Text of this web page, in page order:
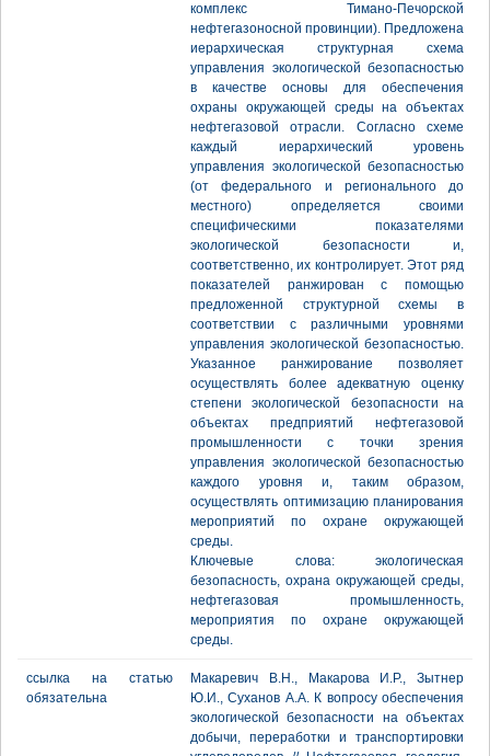
комплекс Тимано-Печорской
нефтегазоносной провинции). Предложена
иерархическая структурная схема
управления экологической безопасностью
в качестве основы для обеспечения
охраны окружающей среды на объектах
нефтегазовой отрасли. Согласно схеме
каждый иерархический уровень
управления экологической безопасностью
(от федерального и регионального до
местного) определяется своими
специфическими показателями
экологической безопасности и,
соответственно, их контролирует. Этот ряд
показателей ранжирован с помощью
предложенной структурной схемы в
соответствии с различными уровнями
управления экологической безопасностью.
Указанное ранжирование позволяет
осуществлять более адекватную оценку
степени экологической безопасности на
объектах предприятий нефтегазовой
промышленности с точки зрения
управления экологической безопасностью
каждого уровня и, таким образом,
осуществлять оптимизацию планирования
мероприятий по охране окружающей
среды.
Ключевые слова: экологическая
безопасность, охрана окружающей среды,
нефтегазовая промышленность,
мероприятия по охране окружающей
среды.
ссылка на статью
обязательна
Макаревич В.Н., Макарова И.Р., Зытнер
Ю.И., Суханов А.А. К вопросу обеспечения
экологической безопасности на объектах
добычи, переработки и транспортировки